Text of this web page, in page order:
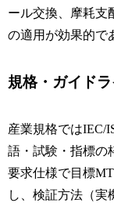
ール交換、摩耗支
の適用が効果的で
規格・ガイド
産業規格ではIEC/
語・試験・指標の
要求仕様で目標
し、検証方法（実